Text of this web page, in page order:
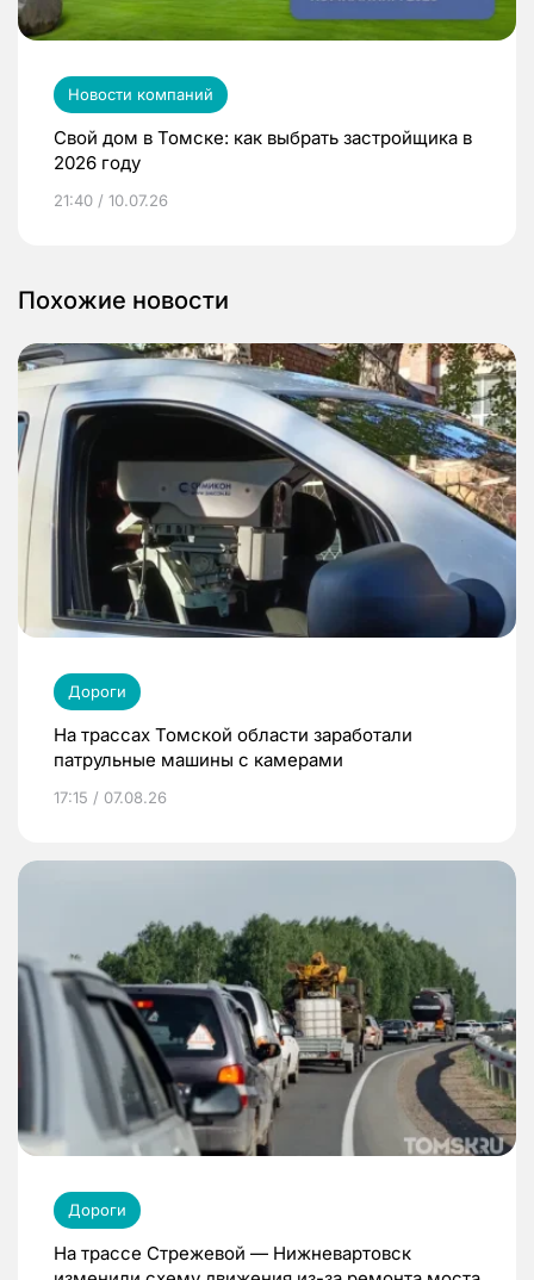
Новости компаний
Свой дом в Томске: как выбрать застройщика в
2026 году
21:40 / 10.07.26
Похожие новости
Дороги
На трассах Томской области заработали
патрульные машины с камерами
17:15 / 07.08.26
Дороги
На трассе Стрежевой — Нижневартовск